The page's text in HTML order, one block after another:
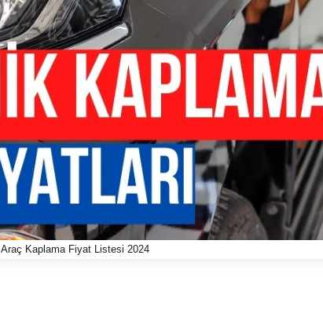
Araç Kaplama Fiyat Listesi 2024